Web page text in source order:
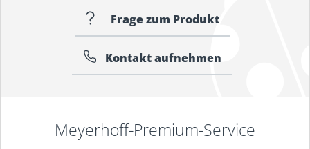
Frage zum Produkt
Kontakt aufnehmen
Meyerhoff-Premium-Service